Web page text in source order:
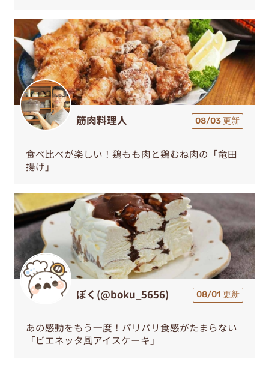
筋肉料理人 08/03 更新
食べ比べが楽しい！鶏もも肉と鶏むね肉の「竜田
揚げ」
ぼく(@boku_5656) 08/01 更新
あの感動をもう一度！パリパリ食感がたまらない
「ビエネッタ風アイスケーキ」